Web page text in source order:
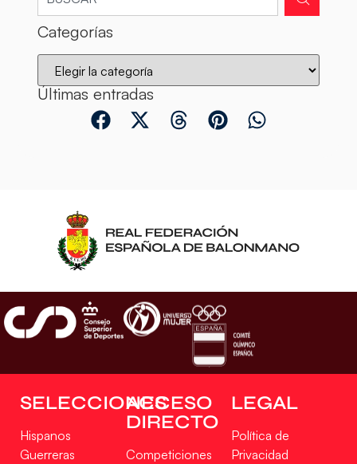
Categorías
Últimas entradas
SELECCIONES
Hispanos
Guerreras
ACCESO
DIRECTO
Competiciones
LEGAL
Política de
Privacidad